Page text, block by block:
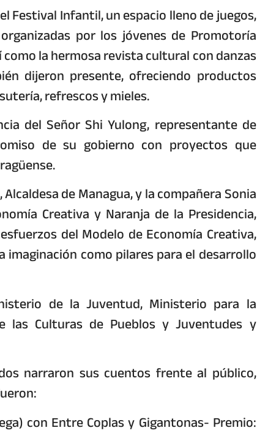
Festival Infantil, un espacio lleno de juegos,
por los jóvenes de Promotoría
la hermosa revista cultural con danzas
dijeron presente, ofreciendo productos
refrescos y mieles.
del Señor Shi Yulong, representante de
de su gobierno con proyectos que
de Managua, y la compañera Sonia
Creativa y Naranja de la Presidencia,
del Modelo de Economía Creativa,
como pilares para el desarrollo
de la Juventud, Ministerio para la
las Culturas de Pueblos y Juventudes y
narraron sus cuentos frente al público,
con Entre Coplas y Gigantonas- Premio: